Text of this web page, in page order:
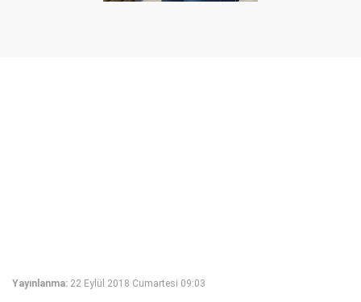
Yayınlanma: 22 Eylül 2018 Cumartesi 09:03